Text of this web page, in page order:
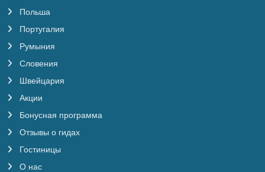
Польша
Португалия
Румыния
Словения
Швейцария
Акции
Бонусная программа
Отзывы о гидах
Гостиницы
О нас